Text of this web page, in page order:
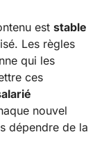
est stable
Les règles
qui les
ces
nouvel
dépendre de la